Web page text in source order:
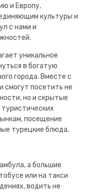
и Европу,
культуры и
с нами и
уникальное
в богатую
города. Вместе с
посетить не
но и скрытые
посещение
турецкие блюда.
а большие
или на такси
водить не